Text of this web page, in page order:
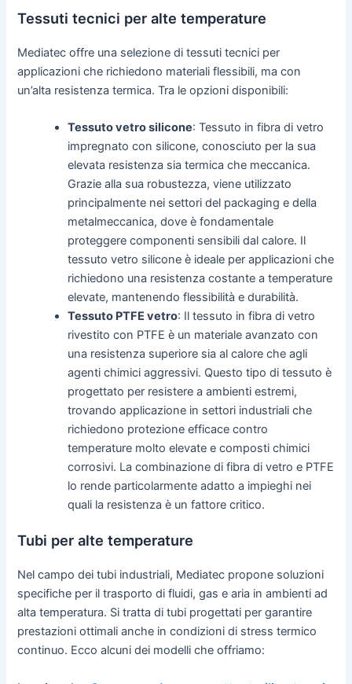
Tessuti tecnici per alte temperature
Mediatec offre una selezione di tessuti tecnici per
applicazioni che richiedono materiali flessibili, ma con
un’alta resistenza termica. Tra le opzioni disponibili:
Tessuto vetro silicone: Tessuto in fibra di vetro
impregnato con silicone, conosciuto per la sua
elevata resistenza sia termica che meccanica.
Grazie alla sua robustezza, viene utilizzato
principalmente nei settori del packaging e della
metalmeccanica, dove è fondamentale
proteggere componenti sensibili dal calore. Il
tessuto vetro silicone è ideale per applicazioni che
richiedono una resistenza costante a temperature
elevate, mantenendo flessibilità e durabilità.
Tessuto PTFE vetro: Il tessuto in fibra di vetro
rivestito con PTFE è un materiale avanzato con
una resistenza superiore sia al calore che agli
agenti chimici aggressivi. Questo tipo di tessuto è
progettato per resistere a ambienti estremi,
trovando applicazione in settori industriali che
richiedono protezione efficace contro
temperature molto elevate e composti chimici
corrosivi. La combinazione di fibra di vetro e PTFE
lo rende particolarmente adatto a impieghi nei
quali la resistenza è un fattore critico.
Tubi per alte temperature
Nel campo dei tubi industriali, Mediatec propone soluzioni
specifiche per il trasporto di fluidi, gas e aria in ambienti ad
alta temperatura. Si tratta di tubi progettati per garantire
prestazioni ottimali anche in condizioni di stress termico
continuo. Ecco alcuni dei modelli che offriamo: